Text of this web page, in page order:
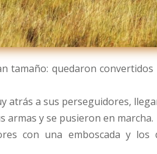
tamaño: quedaron
atrás a sus perseguidores,
armas y se pusieron en marcha.
con una emboscada y los